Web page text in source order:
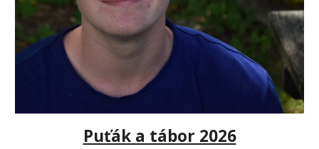
Puťák a tábor 2026